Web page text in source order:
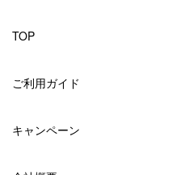
TOP
ご利用ガイド
キャンペーン